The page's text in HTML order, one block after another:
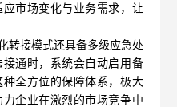
市场变化与业务需求，让
转接模式还具备多级应急处
通时，系统会自动启用备
全方位的保障体系，极大
企业在激烈的市场竞争中